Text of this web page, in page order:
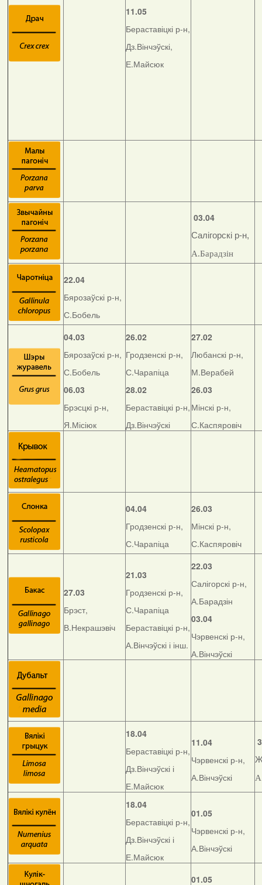
11.05
Бераставіцкі р-н,
Дз.Вінчэўскі,
Е.Майсюк
03.04
Салігорскі р-н,
А.Барадзін
22.04
Бярозаўскі р-н,
С.Бобель
04.03
Бярозаўскі р-н,
С.Бобель
06.03
Брэсцкі р-н,
Я.Місіюк
26.02
Гродзенскі р-н,
С.Чарапіца
28.02
Бераставіцкі р-н,
Дз.Вінчэўскі
27.02
Любанскі р-н,
М.Верабей
26.03
Мінскі р-н,
С.Каспяровіч
04.04
Гродзенскі р-н,
С.Чарапіца
26.03
Мінскі р-н,
С.Каспяровіч
27.03
Брэст,
В.Некрашэвіч
21.03
Гродзенскі р-н,
С.Чарапіца
Бераставіцкі р-н,
А.Вінчэўскі і інш.
22.03
Салігорскі р-н,
А.Барадзін
03.04
Чэрвенскі р-н,
А.Вінчэўскі
18.04
Бераставіцкі р-н,
Дз.Вінчэўскі і
Е.Майсюк
11.04
Чэрвенскі р-н,
А.Вінчэўскі
18.04
Бераставіцкі р-н,
Дз.Вінчэўскі і
Е.Майсюк
01.05
Чэрвенскі р-н,
А.Вінчэўскі
01.05